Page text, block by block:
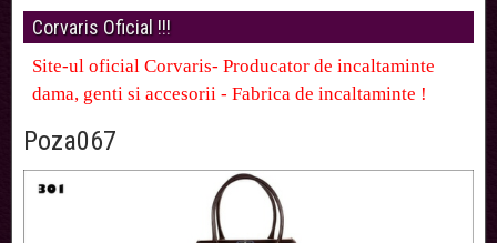
Corvaris Oficial !!!
Site-ul oficial Corvaris- Producator de incaltaminte
dama, genti si accesorii - Fabrica de incaltaminte !
Poza067